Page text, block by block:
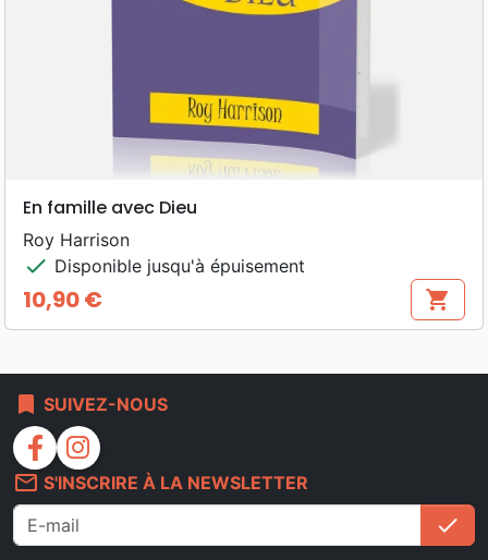
En famille avec Dieu
Roy Harrison
check Disponible jusqu'à épuisement
Prix
10,90 € shopping_cart
bookmark SUIVEZ-NOUS
facebook
instagram
mail_outline S'INSCRIRE À LA NEWSLETTER
check